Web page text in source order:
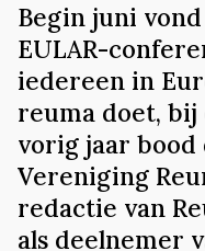
Begin juni
EULAR-
iedereen in
reuma doet, bij
vorig jaar bood
Vereniging
redactie van
als deelnemer